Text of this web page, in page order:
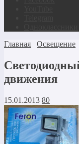
Главная
Освещение
движения
15.01.2013 80